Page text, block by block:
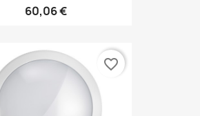
60,06 €
favorite_border